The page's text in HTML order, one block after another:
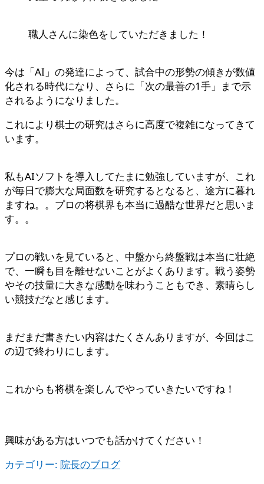
職人さんに染色をしていただきました！
今は「AI」の発達によって、試合中の形勢の傾きが数値
化される時代になり、さらに「次の最善の1手」まで示
されるようになりました。
これにより棋士の研究はさらに高度で複雑になってきて
います。
私もAIソフトを導入してたまに勉強していますが、これ
が毎日で膨大な局面数を研究するとなると、途方に暮れ
ますね。。プロの将棋界も本当に過酷な世界だと思いま
す。。
プロの戦いを見ていると、中盤から終盤戦は本当に壮絶
で、一瞬も目を離せないことがよくあります。戦う姿勢
やその技量に大きな感動を味わうこともでき、素晴らし
い競技だなと感じます。
まだまだ書きたい内容はたくさんありますが、今回はこ
の辺で終わりにします。
これからも将棋を楽しんでやっていきたいですね！
興味がある方はいつでも話かけてください！
カテゴリー: 院長のブログ